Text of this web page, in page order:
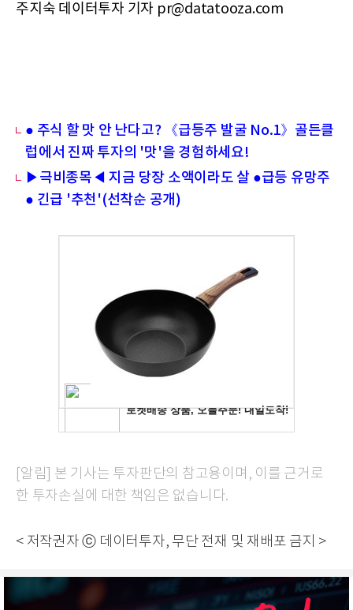
주지숙 데이터투자 기자 pr@datatooza.com
● 주식 할 맛 안 난다고? 《급등주 발굴 No.1》골든클
럽에서 진짜 투자의 '맛'을 경험하세요!
▶극비종목◀ 지금 당장 소액이라도 살 ●급등 유망주
● 긴급 '추천'(선착순 공개)
[알림] 본 기사는 투자판단의 참고용이며, 이를 근거로
한 투자손실에 대한 책임은 없습니다.
< 저작권자 ⓒ 데이터투자, 무단 전재 및 재배포 금지 >